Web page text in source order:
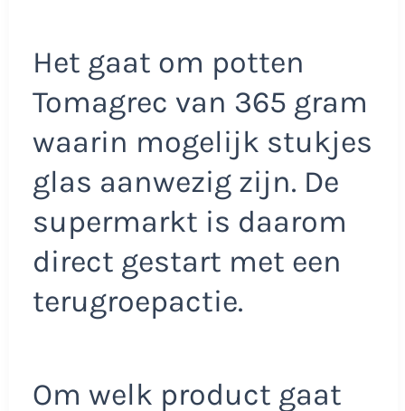
Het gaat om potten
Tomagrec van 365 gram
waarin mogelijk stukjes
glas aanwezig zijn. De
supermarkt is daarom
direct gestart met een
terugroepactie.
Om welk product gaat